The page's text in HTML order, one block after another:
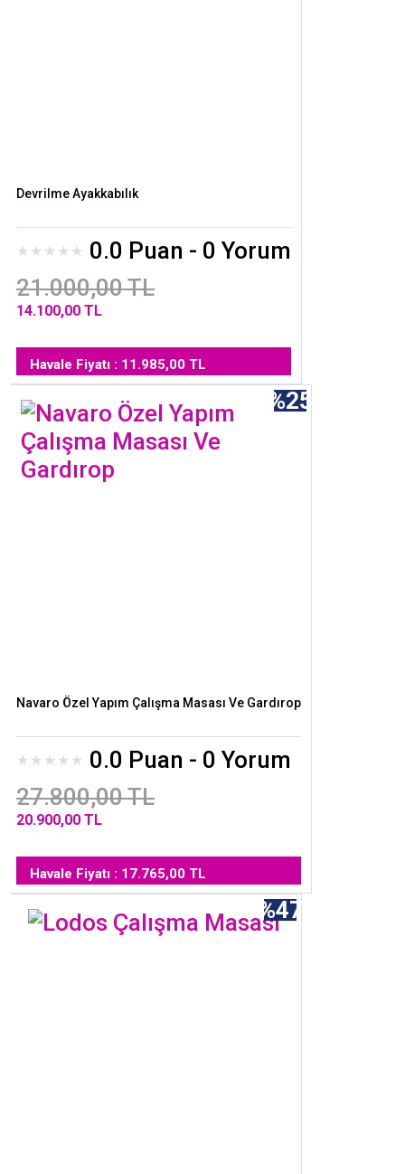
Devrilme Ayakkabılık
0.0 Puan - 0 Yorum
21.000,00 TL
14.100,00 TL
Havale Fiyatı : 11.985,00 TL
%25
Navaro Özel Yapım Çalışma Masası Ve Gardırop
0.0 Puan - 0 Yorum
27.800,00 TL
20.900,00 TL
Havale Fiyatı : 17.765,00 TL
%47